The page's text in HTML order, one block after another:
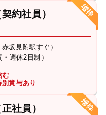
約社員）
坂見附駅すぐ）
週休2日制）
む
賞与あり
社員）